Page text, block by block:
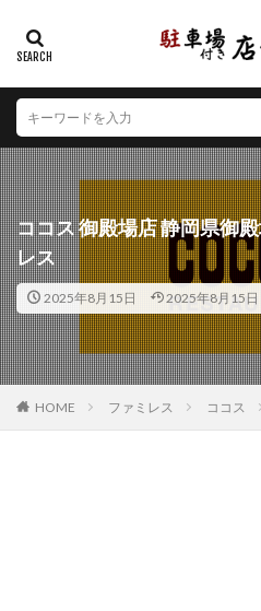
ココス 御殿場店 静岡県御
レス
2025年8月15日 2025年8月15日
HOME ファミレス ココス
カテゴリー
エリア
北海道 青森県 岩手
山形県
福島県 茨城
埼玉県
千葉県 東京
山梨県
長野県 富山県
岐阜県
静岡県 愛知県
京都府
大阪府 兵庫
鳥取県
島根県 岡山
徳島県
香川県 愛媛県
佐賀県
長崎県 熊本